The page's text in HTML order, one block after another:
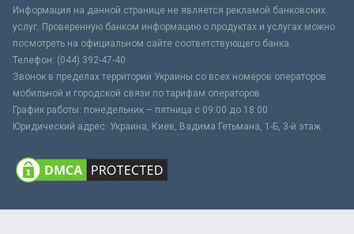
Информация на данной странице не является рекламой банковских
услуг. Проверенную банком информацию о продуктах и услугах можно
посмотреть на официальном сайте соответствующего банка.
Телефон: (044) 392-47-40
Звонок в пределах территории Украины со всех номеров операторов
мобильной и городской связи по тарифам операторов
График работы: понедельник – пятница с 09:00 до 18:00
Юридический адрес: Украина, Киев, Вадима Гетьмана, 1-Б, 3-й этаж